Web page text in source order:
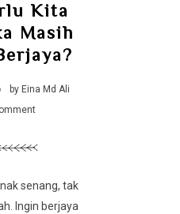
Kita
Masih
by Eina Md Ali
senang, tak
Ingin berjaya